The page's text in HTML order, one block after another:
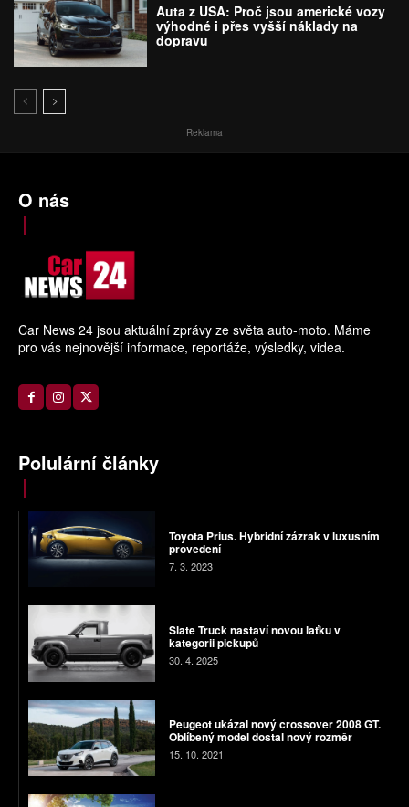
Auta z USA: Proč jsou americké vozy
výhodné i přes vyšší náklady na
dopravu
Reklama
O nás
Car News 24 jsou aktuální zprávy ze světa auto-moto. Máme
pro vás nejnovější informace, reportáže, výsledky, videa.
Polulární články
Toyota Prius. Hybridní zázrak v luxusním
provedení
7. 3. 2023
Slate Truck nastaví novou laťku v
kategorii pickupů
30. 4. 2025
Peugeot ukázal nový crossover 2008 GT.
Oblíbený model dostal nový rozměr
15. 10. 2021